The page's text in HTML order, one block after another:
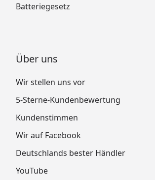
Batteriegesetz
Über uns
Wir stellen uns vor
5-Sterne-Kundenbewertung
Kundenstimmen
Wir auf Facebook
Deutschlands bester Händler
YouTube